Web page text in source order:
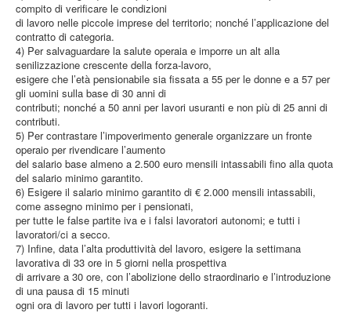
compito di verificare le condizioni
di lavoro nelle piccole imprese del territorio; nonché l’applicazione del
contratto di categoria.
4) Per salvaguardare la salute operaia e imporre un alt alla
senilizzazione crescente della forza-lavoro,
esigere che l’età pensionabile sia fissata a 55 per le donne e a 57 per
gli uomini sulla base di 30 anni di
contributi; nonché a 50 anni per lavori usuranti e non più di 25 anni di
contributi.
5) Per contrastare l’impoverimento generale organizzare un fronte
operaio per rivendicare l’aumento
del salario base almeno a 2.500 euro mensili intassabili fino alla quota
del salario minimo garantito.
6) Esigere il salario minimo garantito di € 2.000 mensili intassabili,
come assegno minimo per i pensionati,
per tutte le false partite iva e i falsi lavoratori autonomi; e tutti i
lavoratori/ci a secco.
7) Infine, data l’alta produttività del lavoro, esigere la settimana
lavorativa di 33 ore in 5 giorni nella prospettiva
di arrivare a 30 ore, con l’abolizione dello straordinario e l’introduzione
di una pausa di 15 minuti
ogni ora di lavoro per tutti i lavori logoranti.